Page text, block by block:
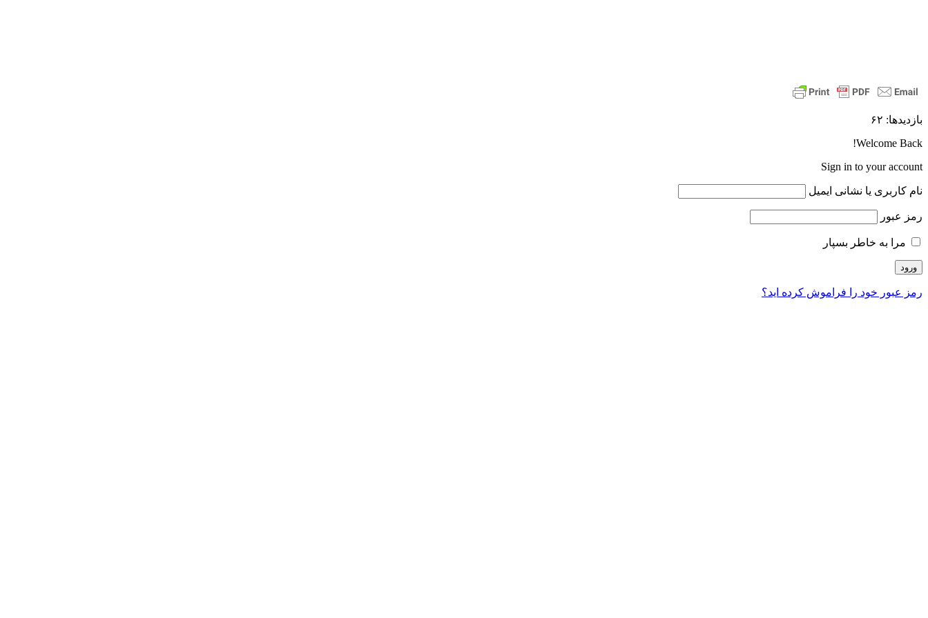
بازدیدها: ۶۲
Welcome Back!
Sign in to your account
نام کاربری یا نشانی ایمیل
رمز عبور
مرا به خاطر بسپار
رمز عبور خود را فراموش کرده اید؟